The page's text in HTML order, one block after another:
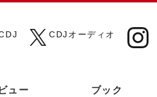
CDJオーディオ
ュー ブック